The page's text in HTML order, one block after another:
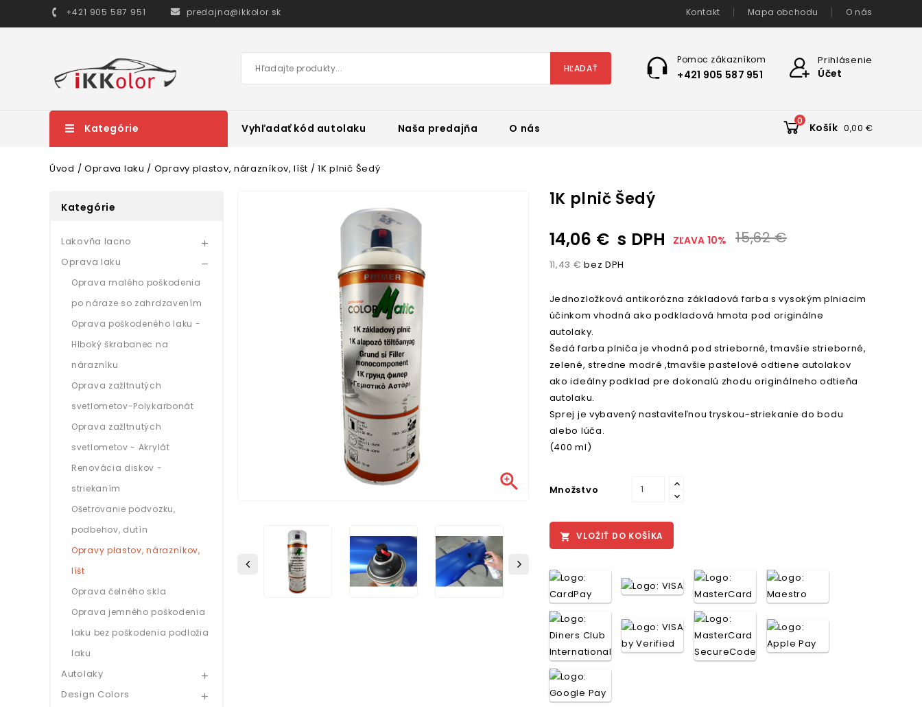
+421 905 587 951 predajna@ikkolor.sk Kontakt Mapa obchodu O nás
Prihlásenie
Účet
Pomoc zákazníkom
+421 905 587 951
HĽADAŤ
Kategórie Vyhľadať kód autolaku Naša predajňa O nás
0
Košík 0,00 €
Úvod Oprava laku Opravy plastov, nárazníkov, líšt 1K plnič Šedý
Kategórie
Lakovňa lacno 
Oprava laku 
Oprava malého poškodenia
po náraze so zahrdzavením
Oprava poškodeného laku -
Hlboký škrabanec na
nárazníku
Oprava zažltnutých
svetlometov-Polykarbonát
Oprava zažltnutých
svetlometov - Akrylát
Renovácia diskov -
striekaním
Ošetrovanie podvozku,
podbehov, dutín
Opravy plastov, nárazníkov,
líšt
Oprava čelného skla
Oprava jemného poškodenia
laku bez poškodenia podložia
laku
Autolaky 
Design Colors 

1K plnič Šedý
14,06 € s DPH ZĽAVA 10% 15,62 €
11,43 € bez DPH
Jednozložková antikorózna základová farba s vysokým plniacim
účinkom vhodná ako podkladová hmota pod originálne
autolaky.
Šedá farba plniča je vhodná pod strieborné, tmavšie strieborné,
zelené, stredne modré ,tmavšie pastelové odtiene autolakov
ako ideálny podklad pre dokonalú zhodu originálneho odtieňa
autolaku.
Sprej je vybavený nastaviteľnou tryskou-striekanie do bodu
alebo lúča.
(400 ml)
Množstvo
 VLOŽIŤ DO KOŠÍKA